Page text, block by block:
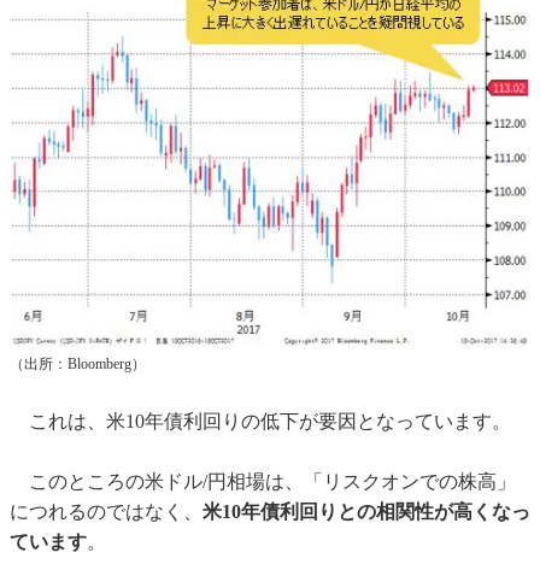
（出所：Bloomberg）
これは、米10年債利回りの低下が要因となっています。
このところの米ドル/円相場は、「リスクオンでの株高」
につれるのではなく、 米10年債利回りとの相関性が高くなっ
ています。